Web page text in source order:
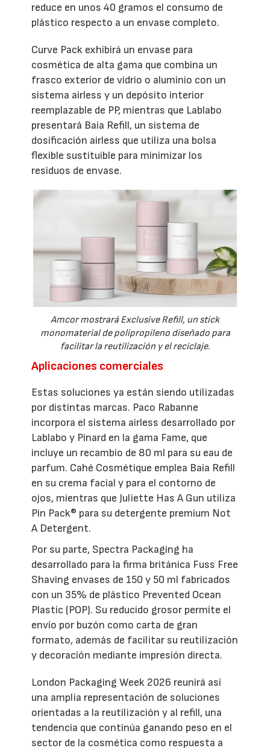
reduce en unos 40 gramos el consumo de
plástico respecto a un envase completo.
Curve Pack exhibirá un envase para
cosmética de alta gama que combina un
frasco exterior de vidrio o aluminio con un
sistema airless y un depósito interior
reemplazable de PP, mientras que Lablabo
presentará Baia Refill, un sistema de
dosificación airless que utiliza una bolsa
flexible sustituible para minimizar los
residuos de envase.
Amcor mostrará Exclusive Refill, un stick
monomaterial de polipropileno diseñado para
facilitar la reutilización y el reciclaje.
Aplicaciones comerciales
Estas soluciones ya están siendo utilizadas
por distintas marcas. Paco Rabanne
incorpora el sistema airless desarrollado por
Lablabo y Pinard en la gama Fame, que
incluye un recambio de 80 ml para su eau de
parfum. Cahé Cosmétique emplea Baia Refill
en su crema facial y para el contorno de
ojos, mientras que Juliette Has A Gun utiliza
Pin Pack® para su detergente premium Not
A Detergent.
Por su parte, Spectra Packaging ha
desarrollado para la firma británica Fuss Free
Shaving envases de 150 y 50 ml fabricados
con un 35% de plástico Prevented Ocean
Plastic (POP). Su reducido grosor permite el
envío por buzón como carta de gran
formato, además de facilitar su reutilización
y decoración mediante impresión directa.
London Packaging Week 2026 reunirá así
una amplia representación de soluciones
orientadas a la reutilización y al refill, una
tendencia que continúa ganando peso en el
sector de la cosmética como respuesta a